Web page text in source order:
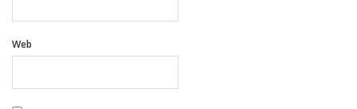
Web